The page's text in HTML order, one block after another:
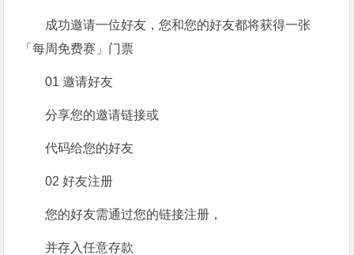
成功邀请一位好友，您和您的好友都将获得一张
「每周免费赛」门票
01邀请好友
分享您的邀请链接或
代码给您的好友
02好友注册
您的好友需通过您的链接注册，
并存入任意存款